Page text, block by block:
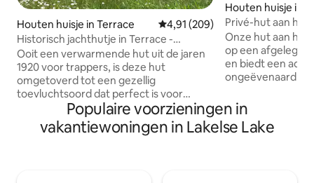
Houten huisje in Terrace Gemiddelde beoordeling van
4,91 (209)
Historisch jachthutje in Terrace -
Huisdiervriendelijke plek
Ooit een verwarmende hut uit de jaren
1920 voor trappers, is deze hut
omgetoverd tot een gezellig
toevluchtsoord dat perfect is voor
avonturiers en reizigers, op slechts 10
minuten van het centrum van Terrace.
Met een eenvoudige open indeling en
Houten huisje in
ne C (Part 1)
Privé-hut aan het
en buitensauna
Onze hut aan het
op een afgelegen
en biedt een
ongeëvenaard
waar je van kunt
met zorg
meubels, dus je
Populaire voorzieningen in
vakantiewoningen in Lakelse Lake